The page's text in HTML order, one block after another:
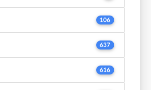
106
637
616